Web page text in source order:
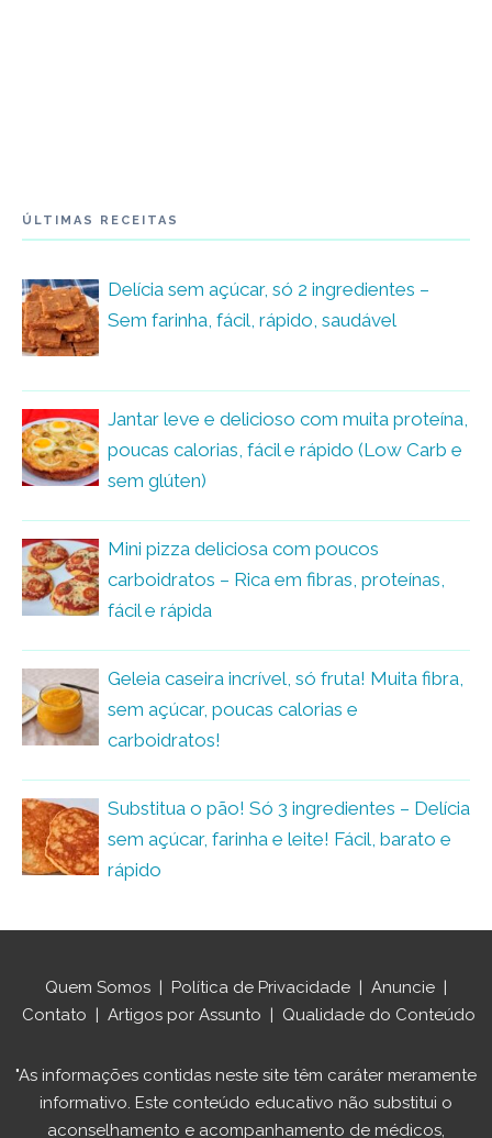
ÚLTIMAS RECEITAS
Delícia sem açúcar, só 2 ingredientes –
Sem farinha, fácil, rápido, saudável
Jantar leve e delicioso com muita proteína,
poucas calorias, fácil e rápido (Low Carb e
sem glúten)
Mini pizza deliciosa com poucos
carboidratos – Rica em fibras, proteínas,
fácil e rápida
Geleia caseira incrível, só fruta! Muita fibra,
sem açúcar, poucas calorias e
carboidratos!
Substitua o pão! Só 3 ingredientes – Delícia
sem açúcar, farinha e leite! Fácil, barato e
rápido
Quem Somos | Política de Privacidade | Anuncie |
Contato | Artigos por Assunto | Qualidade do Conteúdo
"As informações contidas neste site têm caráter meramente
informativo. Este conteúdo educativo não substitui o
aconselhamento e acompanhamento de médicos,